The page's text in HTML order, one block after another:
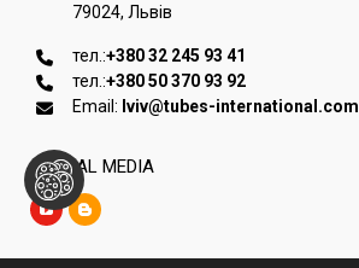
79024, Львiв
тел.:+380 32 245 93 41
тел.:+380 50 370 93 92
Email: lviv@tubes-international.com
SOCIAL MEDIA